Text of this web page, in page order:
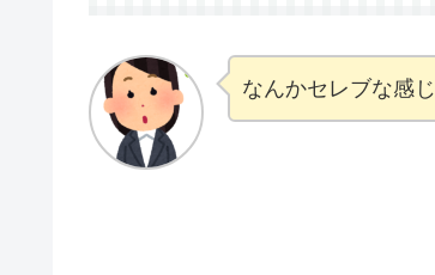
なんかセレブな感じ